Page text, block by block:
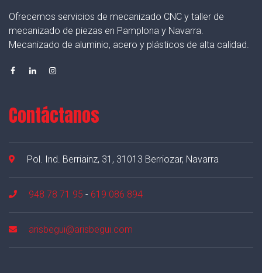
Ofrecemos servicios de mecanizado CNC y taller de
mecanizado de piezas en Pamplona y Navarra.
Mecanizado de aluminio, acero y plásticos de alta calidad.
Contáctanos
Pol. Ind. Berriainz, 31, 31013 Berriozar, Navarra
948 78 71 95 - 619 086 894
arisbegui@arisbegui.com